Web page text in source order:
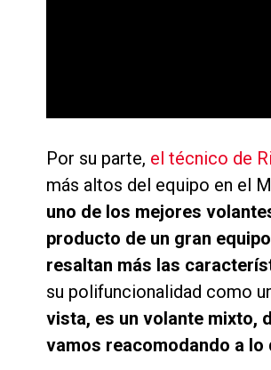
Por su parte, el técnico de
más altos del equipo en el
uno de los mejores
producto de un gran
resaltan más las
su polifuncionalidad como
vista, es un volante mixto,
vamos reacomodando a lo